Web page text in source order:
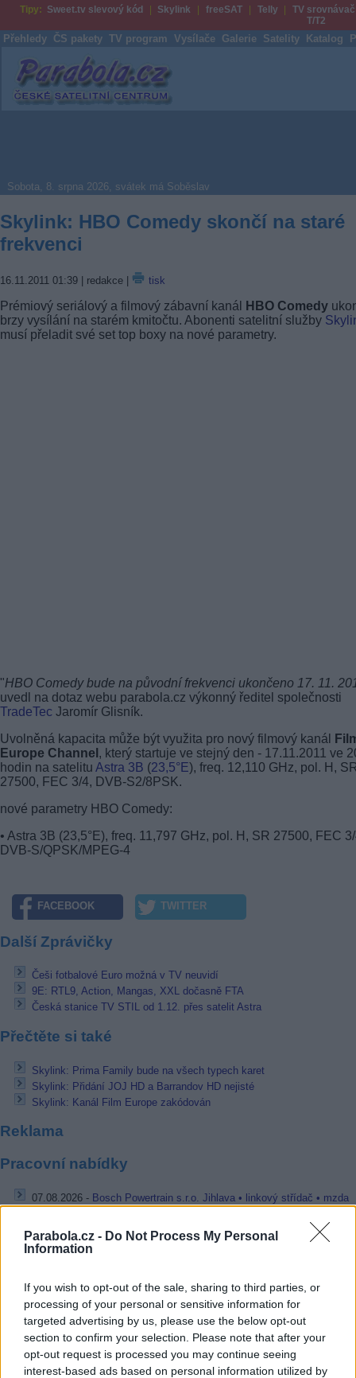
Parabola.cz - Do Not Process My Personal
Information
If you wish to opt-out of the sale, sharing to third parties, or
processing of your personal or sensitive information for
targeted advertising by us, please use the below opt-out
section to confirm your selection. Please note that after your
opt-out request is processed you may continue seeing
interest-based ads based on personal information utilized by
Tipy: Sweet.tv slevový kód Skylink freeSAT Telly
TV srovnávač
T/T2
Přehledy ČS pakety TV program Vysílače Galerie Satelity Katalog
Parabola.cz
Sobota, 8. srpna 2026, svátek má Soběslav
Skylink: HBO Comedy skončí na staré
frekvenci
16.11.2011 01:39 | redakce | tisk
Prémiový seriálový a filmový zábavní kanál HBO Comedy
brzy vysílání na starém kmitočtu. Abonenti satelitní služby
musí přeladit své set top boxy na nové parametry.
"HBO Comedy bude na původní frekvenci ukončeno 17. 11.
uvedl na dotaz webu parabola.cz výkonný ředitel společnosti
TradeTec Jaromír Glisník.
Uvolněná kapacita může být využita pro nový filmový kanál
Europe Channel , který startuje ve stejný den - 17.11.2011 ve
hodin na satelitu Astra 3B (23,5°E), freq. 12,110 GHz, pol. H,
27500, FEC 3/4, DVB-S2/8PSK.
nové parametry HBO Comedy:
• Astra 3B (23,5°E), freq. 11,797 GHz, pol. H, SR 27500, FEC
DVB-S/QPSK/MPEG-4
FACEBOOK TWITTER
Další Zprávičky
Češi fotbalové Euro možná v TV neuvidí
9E: RTL9, Action, Mangas, XXL dočasně FTA
Česká stanice TV STIL od 1.12. přes satelit Astra
Přečtěte si také
Skylink: Prima Family bude na všech typech karet
Skylink: Přidání JOJ HD a Barrandov HD nejisté
Skylink: Kanál Film Europe zakódován
Reklama
Pracovní nabídky
07.08.2026 - Bosch Powertrain s.r.o. Jihlava • linkový střídač • mzda
48.400 Kč • příspěvek na ubytování (Jihlava, okres Jihlava)
Bosch Powertrain s.r.o. Jihlava • obsluha CNC strojů •
48.400 Kč • náborový bonus 50.000 Kč • příspěvek na ubytování
okres Jihlava)
06.08.2026 - Bosch Powertrain s.r.o. Jihlava • CNC operátor• mzda
Kč • náborový bonus 50.000 Kč • příspěvek na ubytování (Jihlava,
Jihlava)
06.08.2026 -
Bosch Powertrain s.r.o. • montážní dělník • mzda 44.700
týdenní zálohy na mzdu 2.000 Kč (Jihlava, okres Jihlava)
... další nabídky zaměstnání